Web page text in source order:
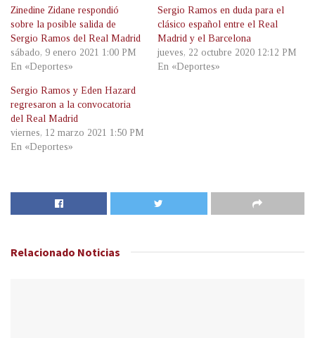
Zinedine Zidane respondió
sobre la posible salida de
Sergio Ramos del Real Madrid
sábado, 9 enero 2021 1:00 PM
En «Deportes»
Sergio Ramos en duda para el
clásico español entre el Real
Madrid y el Barcelona
jueves, 22 octubre 2020 12:12 PM
En «Deportes»
Sergio Ramos y Eden Hazard
regresaron a la convocatoria
del Real Madrid
viernes, 12 marzo 2021 1:50 PM
En «Deportes»
Relacionado Noticias